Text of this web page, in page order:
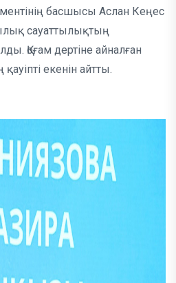
басшысы Аслан Кеңес
сауаттылықтың
Қоғам дертіне айналған
екенін айтты.